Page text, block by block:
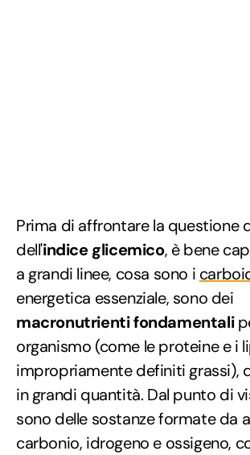
Prima di affrontare la questione
dell'indice glicemico, è bene
a grandi linee, cosa sono i
energetica essenziale, sono dei
macronutrienti fondamentali
organismo (come le proteine e i
impropriamente definiti grassi),
in grandi quantità. Dal punto di
sono delle sostanze formate da
carbonio, idrogeno e ossigeno,